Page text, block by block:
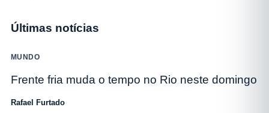
Últimas notícias
MUNDO
Frente fria muda o tempo no Rio neste domingo
Rafael Furtado